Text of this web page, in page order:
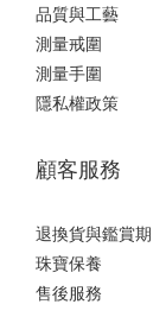
品質與工藝
測量戒圍
測量手圍
隱私權政策
顧客服務
退換貨與鑑賞期
珠寶保養
售後服務